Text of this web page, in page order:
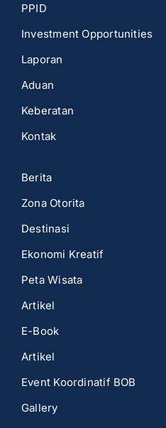
PPID
Investment Opportunities
Laporan
Aduan
Keberatan
Kontak
Berita
Zona Otorita
Destinasi
Ekonomi Kreatif
Peta Wisata
Artikel
E-Book
Artikel
Event Koordinatif BOB
Gallery